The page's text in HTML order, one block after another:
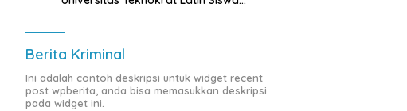
Berita Kriminal
Ini adalah contoh deskripsi untuk widget recent
post wpberita, anda bisa memasukkan deskripsi
pada widget ini.